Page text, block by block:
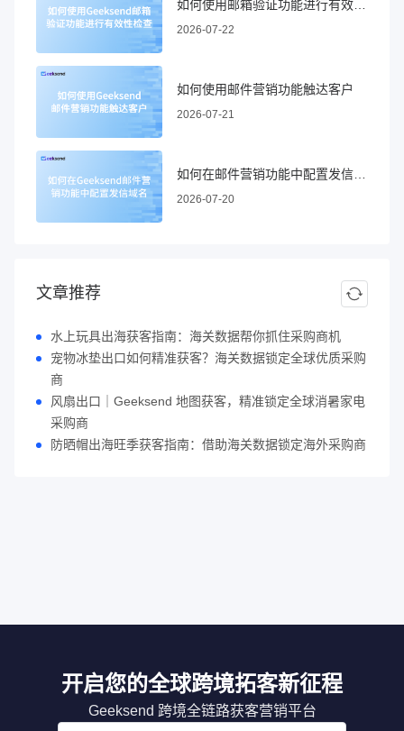
2026-07-22
如何使用邮件营销功能触达客户
2026-07-21
2026-07-20
文章推荐
水上玩具出海获客指南：海关数据帮你抓住采购商机
宠物冰垫出口如何精准获客？海关数据锁定全球优质采购
商
风扇出口｜Geeksend 地图获客，精准锁定全球消暑家电
采购商
防晒帽出海旺季获客指南：借助海关数据锁定海外采购商
开启您的全球跨境拓客新征程
Geeksend 跨境全链路获客营销平台